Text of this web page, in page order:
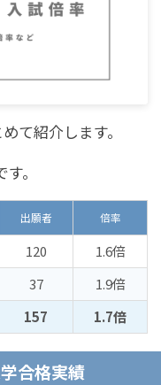
て紹介します。
。
出願者 倍率
120
1.6倍
37
1.9倍
157 1.7倍
合格実績